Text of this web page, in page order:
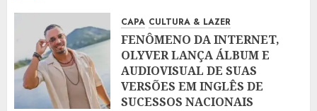
CAPA CULTURA & LAZER
FENÔMENO DA INTERNET,
OLYVER LANÇA ÁLBUM E
AUDIOVISUAL DE SUAS
VERSÕES EM INGLÊS DE
SUCESSOS NACIONAIS